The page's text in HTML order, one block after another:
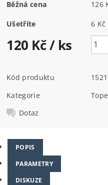
Běžná cena 126
Ušetříte 6 Kč
120 Kč/ ks
Kód produktu
Kategorie
Dotaz
POPIS
PARAMETRY
DISKUZE